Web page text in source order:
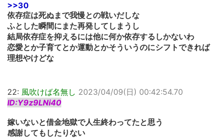
>>30
依存症は死ぬまで我慢との戦いだしな
ふとした瞬間にまた再発してしまうし
結局依存症を抑えるには他に何か依存するしかないわ
恋愛とか子育てとか運動とかそういうのにシフトできれば
理想やけどな
22: 風吹けば名無し 2023/04/09(日) 00:42:54.70
ID:Y9z9LNi40
嫁いないと借金地獄で人生終わってたと思う
感謝してもしたりない